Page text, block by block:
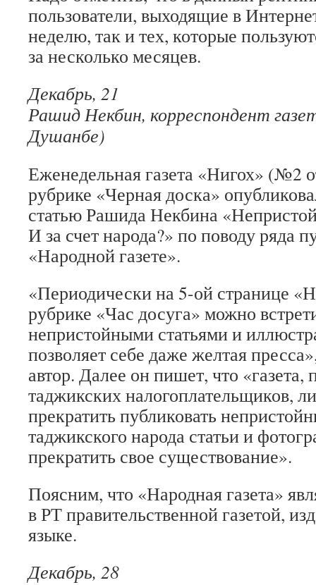
пользователи, выходящие в
неделю, так и тех, которые
за несколько месяцев.
Декабрь, 21
Рашид Некбин, корреспондент
Душанбе)
Еженедельная газета «Нигох» (№2
рубрике «Черная доска»
статью Рашида Некбина
И за счет народа?» по поводу ряда
«Народной газете».
«Периодически на 5-ой странице
рубрике «Час досуга» можно
непристойными статьями и
позволяет себе даже желтая
автор. Далее он пишет, что «газета,
таджикских налогоплательщиков,
прекратить публиковать
таджикского народа статьи и
прекратить свое существование».
Поясним, что «Народная газета»
в РТ правительственной газетой,
языке.
Декабрь, 28